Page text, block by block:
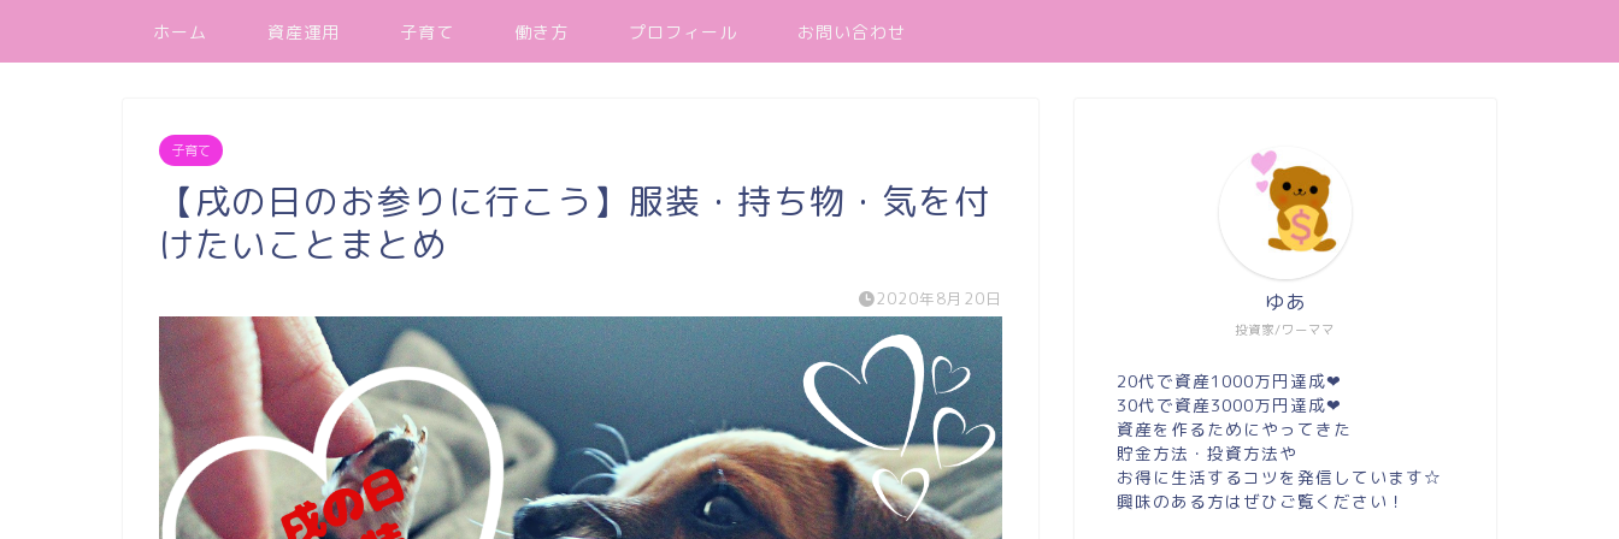
ホーム 資産運用 子育て 働き方 プロフィール お問い合わせ
子育て
【戌の日のお参りに行こう】服装・持ち物・気を付
けたいことまとめ
2020年8月20日
投資家/ワーママ
ゆあ
20代で資産1000万円達成❤︎
30代で資産3000万円達成❤︎
資産を作るためにやってきた
貯金方法・投資方法や
お得に生活するコツを発信しています☆
興味のある方はぜひご覧ください！